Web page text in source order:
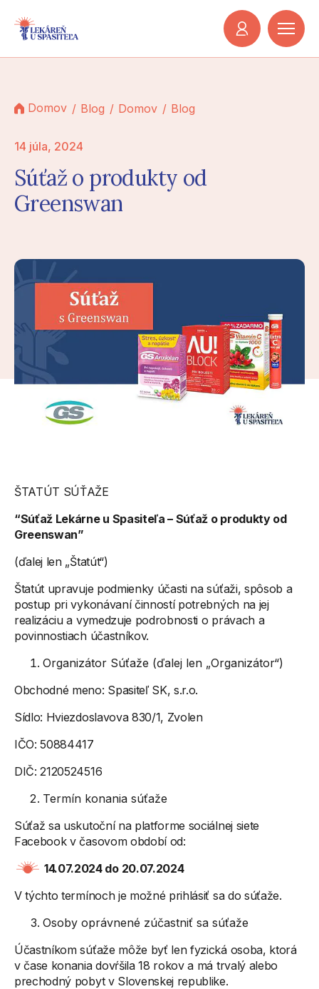
Domov Blog Domov Blog
14 júla, 2024
Súťaž o produkty od
Greenswan
ŠTATÚT SÚŤAŽE
“Súťaž Lekárne u Spasiteľa – Súťaž o produkty od
Greenswan”
(ďalej len „Štatút“)
Štatút upravuje podmienky účasti na súťaži, spôsob a
postup pri vykonávaní činností potrebných na jej
realizáciu a vymedzuje podrobnosti o právach a
povinnostiach účastníkov.
Organizátor Súťaže (ďalej len „Organizátor“)
Obchodné meno: Spasiteľ SK, s.r.o.
Sídlo: Hviezdoslavova 830/1, Zvolen
IČO: 50884417
DIČ: 2120524516
Termín konania súťaže
Súťaž sa uskutoční na platforme sociálnej siete
Facebook v časovom období od:
14.07.2024 do 20.07.2024
V týchto termínoch je možné prihlásiť sa do súťaže.
Osoby oprávnené zúčastniť sa súťaže
Účastníkom súťaže môže byť len fyzická osoba, ktorá
v čase konania dovŕšila 18 rokov a má trvalý alebo
prechodný pobyt v Slovenskej republike.